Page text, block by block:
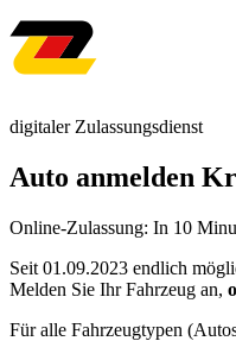
digitaler Zulassungsdienst
Auto anmelden
Online-Zulassung: In 10
Seit 01.09.2023 endlich
Melden Sie Ihr Fahrzeug an,
Für alle Fahrzeugtypen